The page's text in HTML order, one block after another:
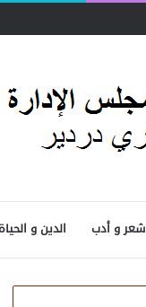
شعر و أدب الدين و الحياة